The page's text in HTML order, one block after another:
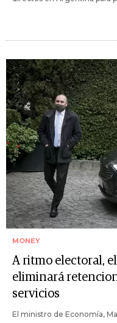
MONEY
A ritmo electoral,
eliminará
servicios
El ministro de Economía,